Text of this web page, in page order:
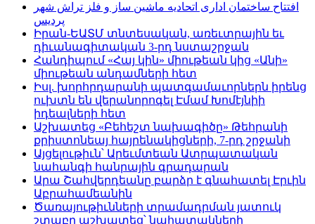
افتتاح ساختمان اداری اتحادیه ماشین ساز و فلز تراش شهر
پردیس
Իրան-ԵԱՏՄ տնտեսական, առեւտրային եւ
դիւանագիտական 3-րդ նստաշրջան
Հանդիպում «Հայ կին» միութեան կից «Անի»
միութեան անդամների հետ
Իսլ. խորհրդարանի պատգամաւորներն իրենց
ուխտն են վերանորոգել Էմամ Խոմէյնիի
իդեալների հետ
Աշխատեց «Բեհեշտ նախագիծը» Թեհրանի
քրիստոնեայ հայրենակիցների, 7-րդ շրջանի
Այցելութիւն՝ Արեւմտեան Ատրպատական
նահանգի հանրային գրադարան
Արա Շահվերդեանը բարձր է գնահատել Էրւին
Աբրահամեանին
Ծառայութիւնների տրամադրման յատուկ
շտաբը աշխատեց՝ նահատակների